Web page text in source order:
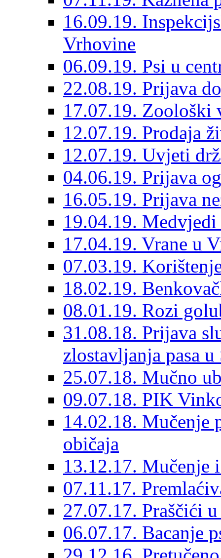
16.09.19.
Vrhovine
06.09.19. Psi u
22.08.19. Prijava
17.07.19. Zoološki
12.07.19. Prodaja
12.07.19. Uvjeti
04.06.19. Prijava
16.05.19. Prijava
19.04.19.
17.04.19. Vrane u
07.03.19.
18.02.19.
08.01.19. Rozi
31.08.18. Prijava
zlostavljanja pasa
25.07.18. Mučno
09.07.18. PIK
14.02.18. Mučenje
običaja
13.12.17.
07.11.17.
27.07.17. Praščići
06.07.17. Bacanje